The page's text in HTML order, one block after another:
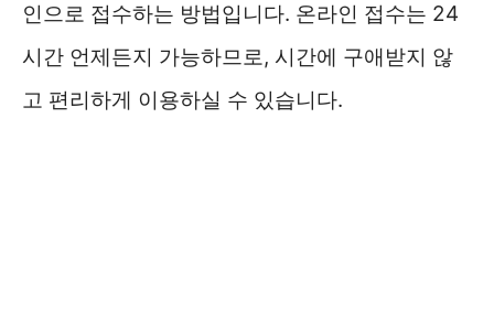
인으로 접수하는 방법입니다. 온라인 접수는 24
시간 언제든지 가능하므로, 시간에 구애받지 않
고 편리하게 이용하실 수 있습니다.